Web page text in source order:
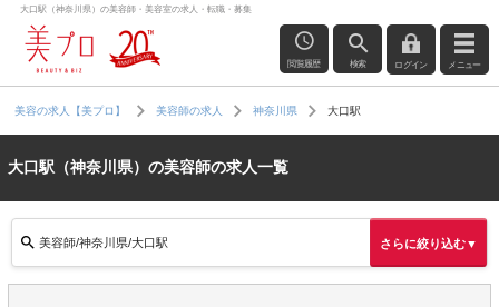
大口駅（神奈川県）の美容師・美容室の求人・転職・募集
閲覧履歴 検索 ログイン メニュー
美容の求人【美プロ】 美容師の求人 神奈川県 大口駅
大口駅（神奈川県）の美容師の求人一覧
美容師/神奈川県/大口駅 さらに絞り込む▼